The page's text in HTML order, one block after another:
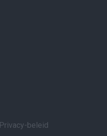
Privacy-beleid